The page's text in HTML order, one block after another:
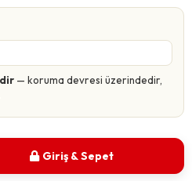
— koruma devresi üzerindedir,
Giriş & Sepet